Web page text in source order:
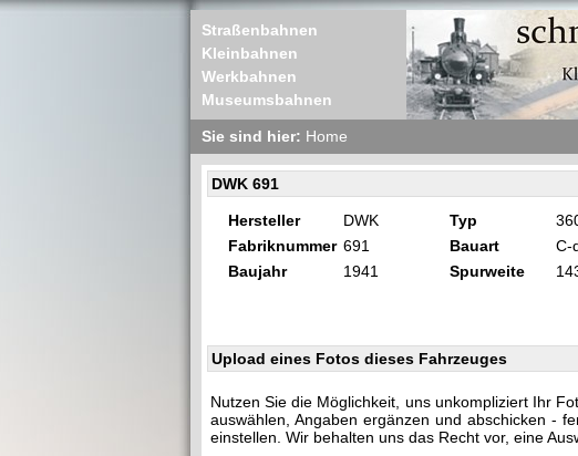
Straßenbahnen
Kleinbahnen
Werkbahnen
Museumsbahnen
Sie sind hier: Home
DWK 691
Hersteller DWK Typ
Fabriknummer 691 Bauart C-
Baujahr
1941 Spurweite
Upload eines Fotos dieses Fahrzeuges
Nutzen Sie die Möglichkeit, uns unkompliziert Ihr
auswählen, Angaben ergänzen und abschicken -
einstellen. Wir behalten uns das Recht vor, eine